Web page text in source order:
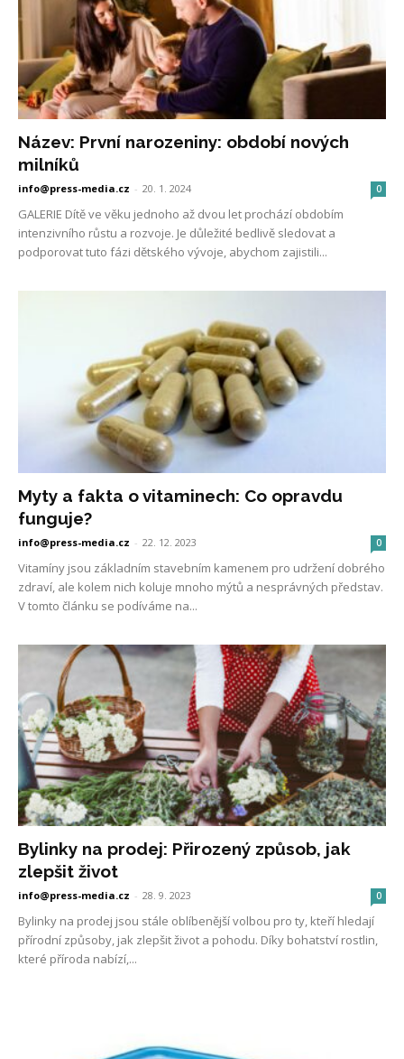
Název: První narozeniny: období nových
milníků
info@press-media.cz - 20. 1. 2024 0
GALERIE Dítě ve věku jednoho až dvou let prochází obdobím
intenzivního růstu a rozvoje. Je důležité bedlivě sledovat a
podporovat tuto fázi dětského vývoje, abychom zajistili...
Myty a fakta o vitaminech: Co opravdu
funguje?
info@press-media.cz - 22. 12. 2023 0
Vitamíny jsou základním stavebním kamenem pro udržení dobrého
zdraví, ale kolem nich koluje mnoho mýtů a nesprávných představ.
V tomto článku se podíváme na...
Bylinky na prodej: Přirozený způsob, jak
zlepšit život
info@press-media.cz - 28. 9. 2023 0
Bylinky na prodej jsou stále oblíbenější volbou pro ty, kteří hledají
přírodní způsoby, jak zlepšit život a pohodu. Díky bohatství rostlin,
které příroda nabízí,...